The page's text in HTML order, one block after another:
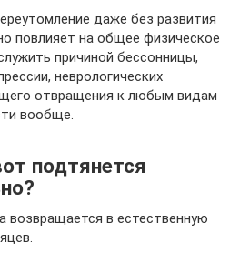
даже без развития
повлияет на общее физическое
причиной бессонницы,
неврологических
отвращения к любым видам
вообще.
подтянется
возвращается в естественную